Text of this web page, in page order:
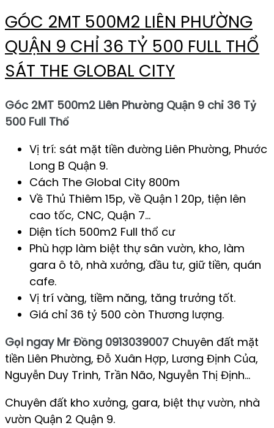
GÓC 2MT 500M2 LIÊN PHƯỜNG
QUẬN 9 CHỈ 36 TỶ 500 FULL THỔ
SÁT THE GLOBAL CITY
Góc 2MT 500m2 Liên Phường Quận 9 chỉ 36 Tỷ
500 Full Thổ
Vị trí: sát mặt tiền đường Liên Phường, Phước
Long B Quận 9.
Cách The Global City 800m
Về Thủ Thiêm 15p, về Quận 1 20p, tiện lên
cao tốc, CNC, Quận 7…
Diện tích 500m2 Full thổ cư
Phù hợp làm biệt thự sân vườn, kho, làm
gara ô tô, nhà xưởng, đầu tư, giữ tiền, quán
cafe.
Vị trí vàng, tiềm năng, tăng trưởng tốt.
Giá chỉ 36 tỷ 500 còn Thương lượng.
Gọi ngay Mr Đồng 0913039007 Chuyên đất mặt
tiền Liên Phường, Đỗ Xuân Hợp, Lương Định Của,
Nguyễn Duy Trinh, Trần Não, Nguyễn Thị Định…
Chuyên đất kho xưởng, gara, biệt thự vườn, nhà
vườn Quận 2 Quận 9.